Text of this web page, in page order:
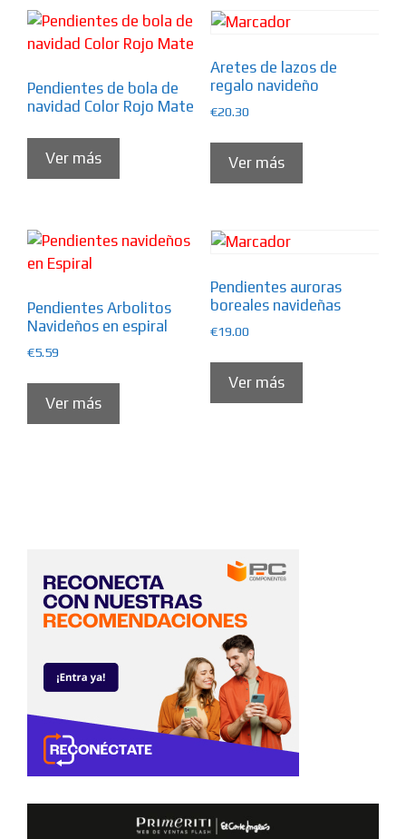
Pendientes de bola de
navidad Color Rojo Mate
Ver más
Aretes de lazos de
regalo navideño
€20.30
Ver más
Pendientes Arbolitos
Navideños en espiral
€5.59
Ver más
Pendientes auroras
boreales navideñas
€19.00
Ver más